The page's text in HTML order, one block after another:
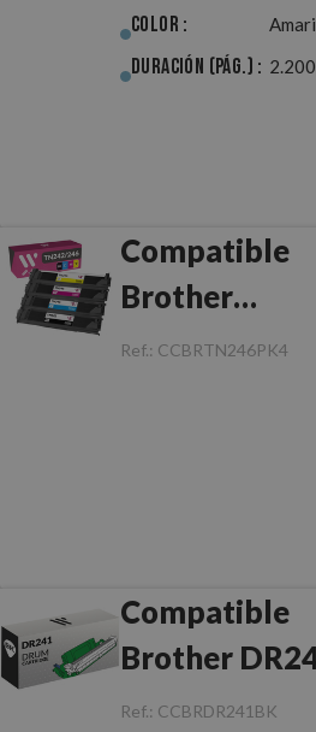
Color :
Duración (pág.) :
Compatible
Brother
TN242/TN246
Ref.: CCBRTN246PK4
Compatible
Brother
Negro Tambor
Ref.: CCBRDR241BK